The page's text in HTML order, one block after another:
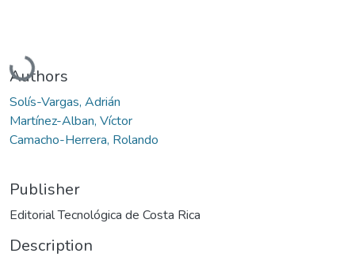
Loading...
Authors
Solís-Vargas, Adrián
Martínez-Alban, Víctor
Camacho-Herrera, Rolando
Publisher
Editorial Tecnológica de Costa Rica
Description